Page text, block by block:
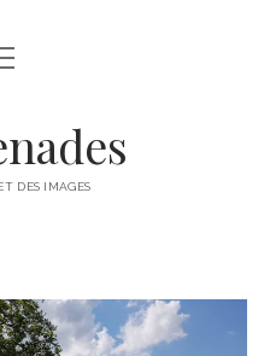
JE ?
DES IMAGES